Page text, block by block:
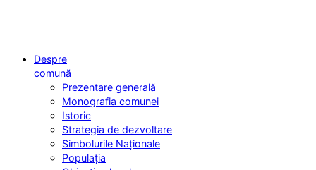
Despre
comună
Prezentare generală
Monografia comunei
Istoric
Strategia de dezvoltare
Simbolurile Naționale
Populația